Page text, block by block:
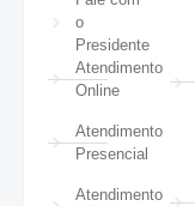
o
Presidente
Atendimento
Online
Atendimento
Presencial
Atendimento